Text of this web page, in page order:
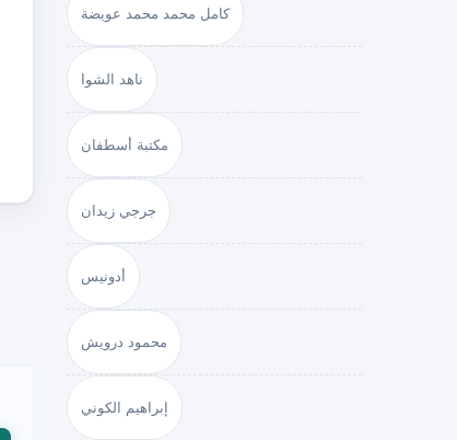
كامل محمد محمد عويضة
ناهد الشوا
مكتبة أسطفان
جرجي زيدان
أدونيس
محمود درويش
إبراهيم الكوني